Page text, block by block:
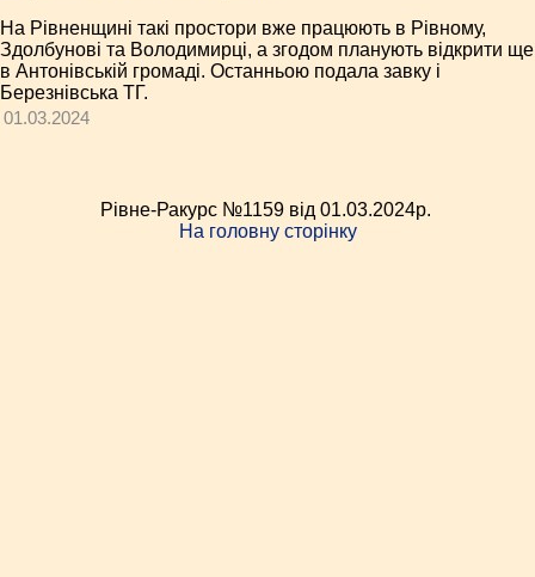
На Рівненщині такі простори вже працюють в Рівному,
Здолбунові та Володимирці, а згодом планують відкрити ще
в Антонівській громаді. Останньою подала завку і
Березнівська ТГ.
01.03.2024
Рівне-Ракурс №1159 від 01.03.2024p.
На головну сторінку